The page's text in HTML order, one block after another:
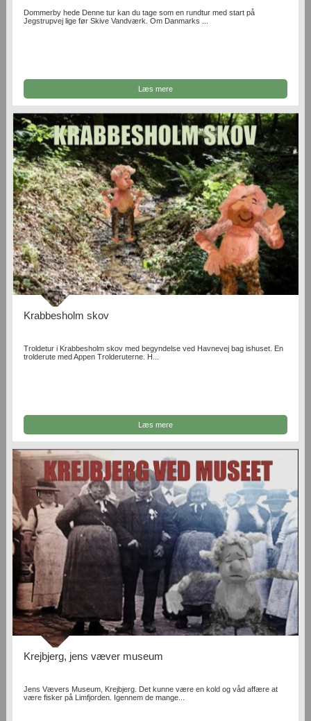
Dommerby hede Denne tur kan du tage som en rundtur med start på
Jegstrupvej lige før Skive Vandværk. Om Danmarks ...
Læs mere
Krabbesholm skov
Troldetur i Krabbesholm skov med begyndelse ved Havnevej bag ishuset. En
trolderute med Appen Trolderuterne. H...
Læs mere
Krejbjerg, jens væver museum
Jens Vævers Museum, Krejbjerg. Det kunne være en kold og våd affære at
være fisker på Limfjorden. Igennem de mange...